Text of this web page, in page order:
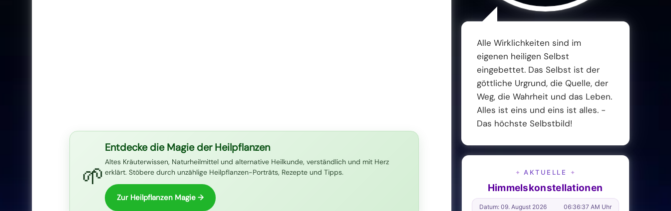
🌱
Entdecke die Magie der Heilpflanzen
Altes Kräuterwissen, Naturheilmittel und alternative Heilkunde, verständlich und mit Herz
erklärt. Stöbere durch unzählige Heilpflanzen-Porträts, Rezepte und Tipps.
Zur Heilpflanzen Magie →
Alle Wirklichkeiten sind im
eigenen heiligen Selbst
eingebettet. Das Selbst ist der
göttliche Urgrund, die Quelle, der
Weg, die Wahrheit und das Leben.
Alles ist eins und eins ist alles. -
Das höchste Selbstbild!
✦ AKTUELLE ✦
Himmelskonstellationen
Datum: 09. August 2026 06:36:38 AM Uhr